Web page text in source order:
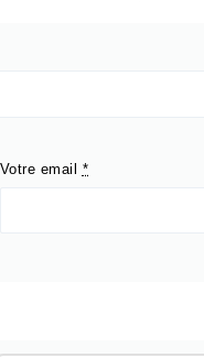
Votre email *